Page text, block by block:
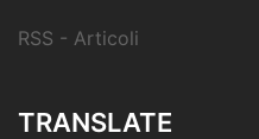
RSS - Articoli
TRANSLATE